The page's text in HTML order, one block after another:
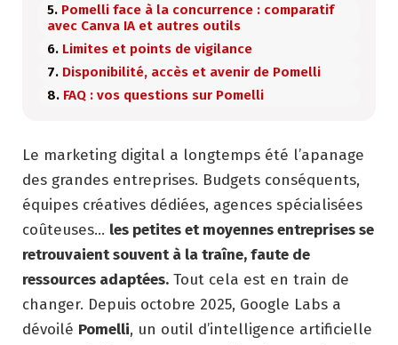
Pomelli face à la concurrence : comparatif
avec Canva IA et autres outils
Limites et points de vigilance
Disponibilité, accès et avenir de Pomelli
FAQ : vos questions sur Pomelli
Le marketing digital a longtemps été l’apanage
des grandes entreprises. Budgets conséquents,
équipes créatives dédiées, agences spécialisées
coûteuses… les petites et moyennes entreprises se
retrouvaient souvent à la traîne, faute de
ressources adaptées. Tout cela est en train de
changer. Depuis octobre 2025, Google Labs a
dévoilé Pomelli, un outil d’intelligence artificielle